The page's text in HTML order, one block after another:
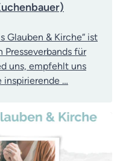
Glauben & Kirche“ ist
Presseverbands für
uns, empfehlt uns
…